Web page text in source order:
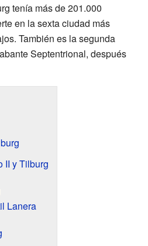
tenía más de 201.000
en la sexta ciudad más
También es la segunda
Septentrional, después
II y Tilburg
Lanera